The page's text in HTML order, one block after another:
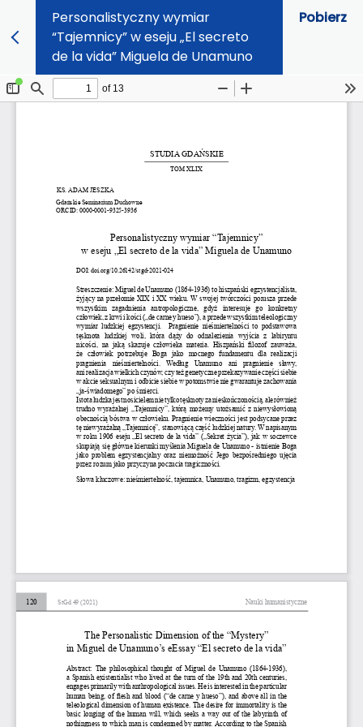
Personalistyczny wymiar
“Tajemnicy” w eseju „El secreto
de la vida” Miguela de Unamuno
Pobierz